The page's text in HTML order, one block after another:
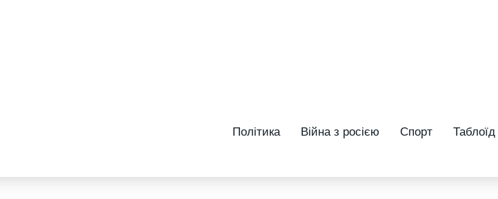
Політика Війна з росією Спорт Таблоїд